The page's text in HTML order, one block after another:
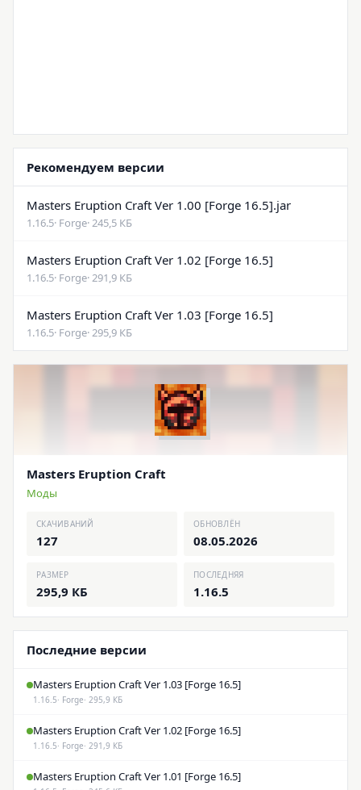
Рекомендуем версии
Masters Eruption Craft Ver 1.00 [Forge 16.5].jar
1.16.5· Forge· 245,5 КБ
Masters Eruption Craft Ver 1.02 [Forge 16.5]
1.16.5· Forge· 291,9 КБ
Masters Eruption Craft Ver 1.03 [Forge 16.5]
1.16.5· Forge· 295,9 КБ
Masters Eruption Craft
Моды
СКАЧИВАНИЙ
127
ОБНОВЛЁН
08.05.2026
РАЗМЕР
295,9 КБ
ПОСЛЕДНЯЯ
1.16.5
Последние версии
Masters Eruption Craft Ver 1.03 [Forge 16.5]
1.16.5· Forge· 295,9 КБ
Masters Eruption Craft Ver 1.02 [Forge 16.5]
1.16.5· Forge· 291,9 КБ
Masters Eruption Craft Ver 1.01 [Forge 16.5]